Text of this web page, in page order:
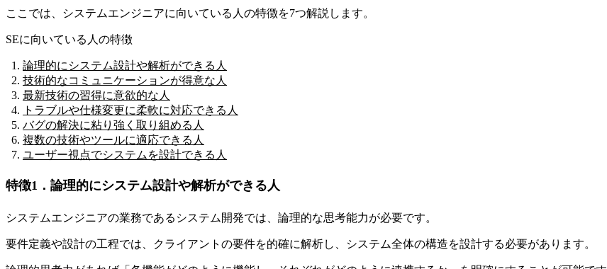
ここでは、システムエンジニアに向いている人の特徴を7つ解説します。
SEに向いている人の特徴
論理的にシステム設計や解析ができる人
技術的なコミュニケーションが得意な人
最新技術の習得に意欲的な人
トラブルや仕様変更に柔軟に対応できる人
バグの解決に粘り強く取り組める人
複数の技術やツールに適応できる人
ユーザー視点でシステムを設計できる人
特徴1．論理的にシステム設計や解析ができる人
システムエンジニアの業務であるシステム開発では、論理的な思考能力が必要です。
要件定義や設計の工程では、クライアントの要件を的確に解析し、システム全体の構造を設計する必要があります。